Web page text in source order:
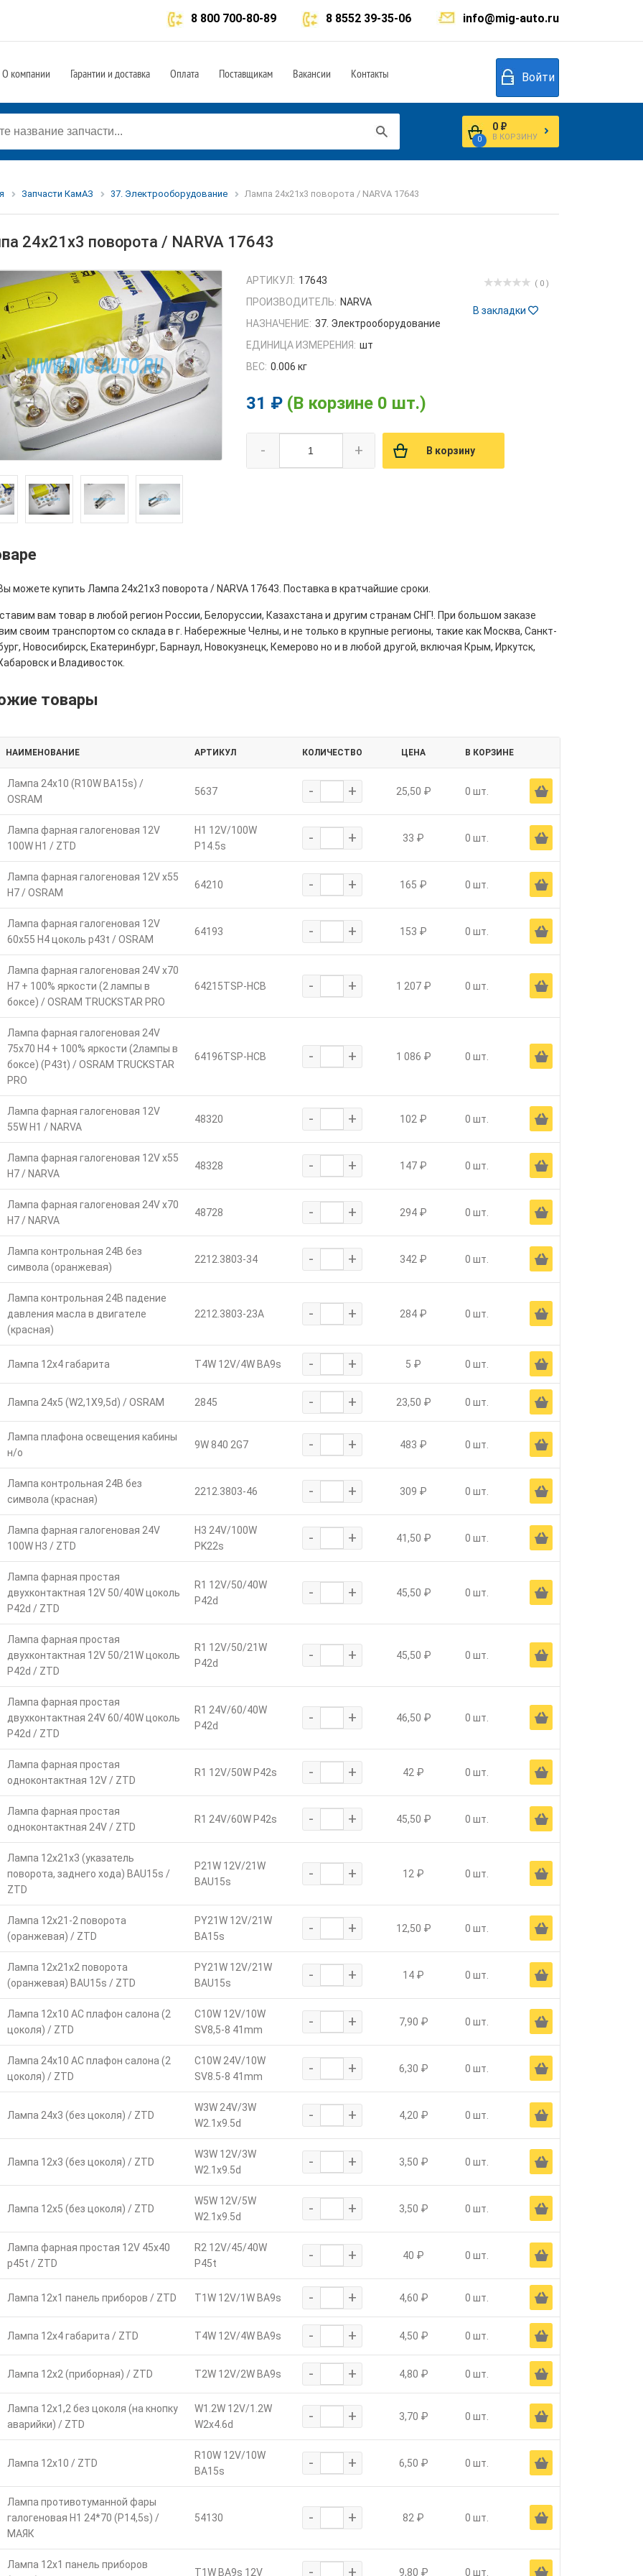
info@mig-auto.ru
8 8552 39-35-06
8 800 700-80-89
О компании Гарантии и доставка Оплата Поставщикам Вакансии Контакты Войти
0
0 ₽
В КОРЗИНУ
Запчасти КамАЗ 37. Электрооборудование Лампа 24х21х3 поворота / NARVA 17643
24х21х3 поворота / NARVA 17643
( 0 )
В закладки
АРТИКУЛ: 17643
ПРОИЗВОДИТЕЛЬ: NARVA
НАЗНАЧЕНИЕ: 37. Электрооборудование
ЕДИНИЦА ИЗМЕРЕНИЯ: шт
ВЕС: 0.006 кг
31 ₽ (В корзине 0 шт.)
- + В корзину
можете купить Лампа 24х21х3 поворота / NARVA 17643. Поставка в кратчайшие сроки.
вам товар в любой регион России, Белоруссии, Казахстана и другим странам СНГ!. При большом заказе
своим транспортом со склада в г. Набережные Челны, и не только в крупные регионы, такие как Москва, Санкт-
Новосибирск, Екатеринбург, Барнаул, Новокузнецк, Кемерово но и в любой другой, включая Крым, Иркутск,
и Владивосток.
товары
НАИМЕНОВАНИЕ АРТИКУЛ КОЛИЧЕСТВО ЦЕНА В КОРЗИНЕ
Лампа 24х10 (R10W BA15s) /
OSRAM
5637 - + 25,50 ₽ 0 шт. Ä
Лампа фарная галогеновая 12V
100W Н1 / ZTD
H1 12V/100W
P14.5s
- + 33 ₽ 0 шт. Ä
Лампа фарная галогеновая 12V х55
Н7 / OSRAM
64210 - + 165 ₽ 0 шт. Ä
Лампа фарная галогеновая 12V
60х55 Н4 цоколь p43t / OSRAM
64193 - + 153 ₽ 0 шт. Ä
Лампа фарная галогеновая 24V х70
Н7 + 100% яркости (2 лампы в
боксе) / OSRAM TRUCKSTAR PRO
64215TSP-HCB - + 1 207 ₽ 0 шт. Ä
Лампа фарная галогеновая 24V
75х70 Н4 + 100% яркости (2лампы в
боксе) (Р43t) / OSRAM TRUCKSTAR
PRO
64196TSP-HCB - + 1 086 ₽ 0 шт. Ä
Лампа фарная галогеновая 12V
55W Н1 / NARVA
48320 - + 102 ₽ 0 шт. Ä
Лампа фарная галогеновая 12V х55
Н7 / NARVA
48328 - + 147 ₽ 0 шт. Ä
Лампа фарная галогеновая 24V х70
Н7 / NARVA
48728 - + 294 ₽ 0 шт. Ä
Лампа контрольная 24В без
символа (оранжевая)
2212.3803-34 - + 342 ₽ 0 шт. Ä
Лампа контрольная 24В падение
давления масла в двигателе
(красная)
2212.3803-23А - + 284 ₽ 0 шт. Ä
Лампа 12х4 габарита T4W 12V/4W BA9s - + 5 ₽ 0 шт. Ä
Лампа 24х5 (W2,1Х9,5d) / OSRAM 2845 - + 23,50 ₽ 0 шт. Ä
Лампа плафона освещения кабины
н/о
9W 840 2G7 - + 483 ₽ 0 шт. Ä
Лампа контрольная 24В без
символа (красная)
2212.3803-46 - + 309 ₽ 0 шт. Ä
Лампа фарная галогеновая 24V
100W H3 / ZTD
H3 24V/100W
PK22s
- + 41,50 ₽ 0 шт. Ä
Лампа фарная простая
двухконтактная 12V 50/40W цоколь
P42d / ZTD
R1 12V/50/40W
P42d
- + 45,50 ₽ 0 шт. Ä
Лампа фарная простая
двухконтактная 12V 50/21W цоколь
P42d / ZTD
R1 12V/50/21W
P42d
- + 45,50 ₽ 0 шт. Ä
Лампа фарная простая
двухконтактная 24V 60/40W цоколь
P42d / ZTD
R1 24V/60/40W
P42d
- + 46,50 ₽ 0 шт. Ä
Лампа фарная простая
одноконтактная 12V / ZTD
R1 12V/50W P42s - + 42 ₽ 0 шт. Ä
Лампа фарная простая
одноконтактная 24V / ZTD
R1 24V/60W P42s - + 45,50 ₽ 0 шт. Ä
Лампа 12х21х3 (указатель
поворота, заднего хода) BAU15s /
ZTD
P21W 12V/21W
BAU15s
- + 12 ₽ 0 шт. Ä
Лампа 12х21-2 поворота
(оранжевая) / ZTD
PY21W 12V/21W
BA15s
- + 12,50 ₽ 0 шт. Ä
Лампа 12х21х2 поворота
(оранжевая) BAU15s / ZTD
PY21W 12V/21W
BAU15s
- + 14 ₽ 0 шт. Ä
Лампа 12х10 АС плафон салона (2
цоколя) / ZTD
C10W 12V/10W
SV8,5-8 41mm
- + 7,90 ₽ 0 шт. Ä
Лампа 24х10 АС плафон салона (2
цоколя) / ZTD
C10W 24V/10W
SV8.5-8 41mm
- + 6,30 ₽ 0 шт. Ä
Лампа 24х3 (без цоколя) / ZTD
W3W 24V/3W
W2.1x9.5d
- + 4,20 ₽ 0 шт. Ä
Лампа 12х3 (без цоколя) / ZTD
W3W 12V/3W
W2.1x9.5d
- + 3,50 ₽ 0 шт. Ä
Лампа 12х5 (без цоколя) / ZTD
W5W 12V/5W
W2.1x9.5d
- + 3,50 ₽ 0 шт. Ä
Лампа фарная простая 12V 45х40
p45t / ZTD
R2 12V/45/40W
P45t
- + 40 ₽ 0 шт. Ä
Лампа 12х1 панель приборов / ZTD T1W 12V/1W BA9s - + 4,60 ₽ 0 шт. Ä
Лампа 12х4 габарита / ZTD T4W 12V/4W BA9s - + 4,50 ₽ 0 шт. Ä
Лампа 12х2 (приборная) / ZTD T2W 12V/2W BA9s - + 4,80 ₽ 0 шт. Ä
Лампа 12х1,2 без цоколя (на кнопку
аварийки) / ZTD
W1.2W 12V/1.2W
W2x4.6d
- + 3,70 ₽ 0 шт. Ä
Лампа 12х10 / ZTD
R10W 12V/10W
BA15s
- + 6,50 ₽ 0 шт. Ä
Лампа противотуманной фары
галогеновая Н1 24*70 (P14,5s) /
МАЯК
54130 - + 82 ₽ 0 шт. Ä
Лампа 12х1 панель приборов
T1W BA9s 12V - + 9,80 ₽ 0 шт. Ä